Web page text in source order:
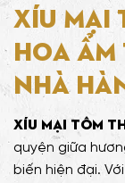
Xíu Mại
Hoa
Nhà
Xíu Mại Tôm
quyện giữa
biến hiện đại.